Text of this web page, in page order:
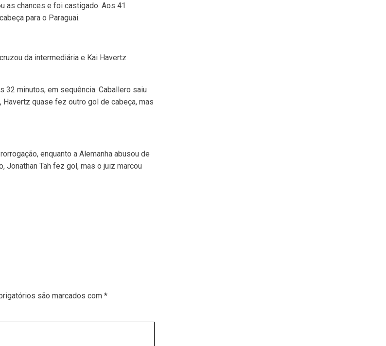
as chances e foi castigado. Aos 41
para o Paraguai.
da intermediária e Kai Havertz
minutos, em sequência. Caballero saiu
quase fez outro gol de cabeça, mas
enquanto a Alemanha abusou de
Jonathan Tah fez gol, mas o juiz marcou
são marcados com *